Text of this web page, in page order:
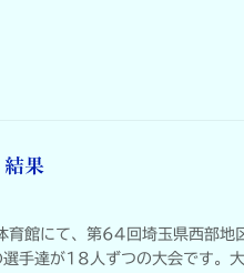
果
館にて、第64回埼玉県西部地
手達が18人ずつの大会です。